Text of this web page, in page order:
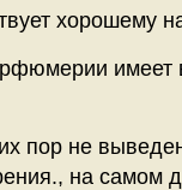
хорошему
имеет
пор не
на самом